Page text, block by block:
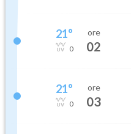
21°
0
ore
02
21°
0
ore
03